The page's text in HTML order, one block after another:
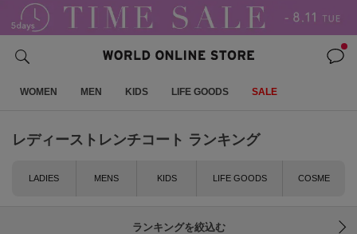
WOMEN MEN KIDS LIFE GOODS SALE
レディーストレンチコート ランキング
LADIES MENS KIDS LIFE GOODS COSME
ランキングを絞込む